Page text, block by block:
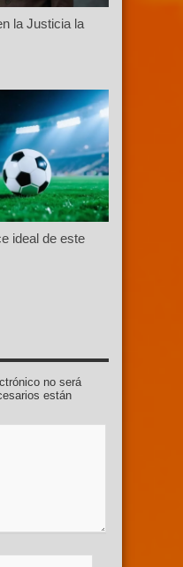
la Justicia la
ideal de este
no será
están